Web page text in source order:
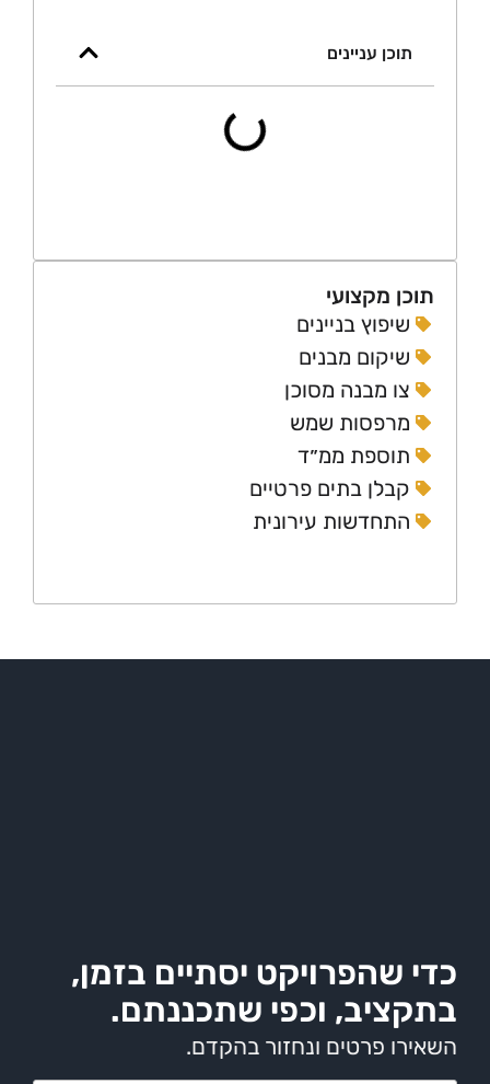
מקצועי
בניינים
מבנים
מבנה מסוכן
שמש
ממ״ד
בתים פרטיים
עירונית
יסתיים בזמן,
וכפי שתכננתם.
פרטים ונחזור בהקדם.